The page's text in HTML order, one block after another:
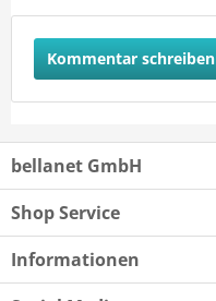
Kommentar schreiben
bellanet GmbH
Shop Service
Informationen